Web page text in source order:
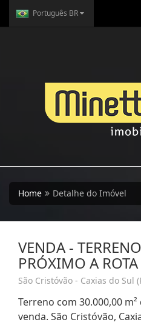
Português BR
Home Detalhe do Imóvel
VENDA -
PRÓXIMO A
São Cristóvão - Caxias do Sul
Terreno com 30.000,00
venda. São Cristóvão,